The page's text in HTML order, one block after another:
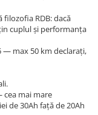
RDB: dacă
cuplul și performanța
— max 50 km declarați,
cea mai mare
de 30Ah față de 20Ah